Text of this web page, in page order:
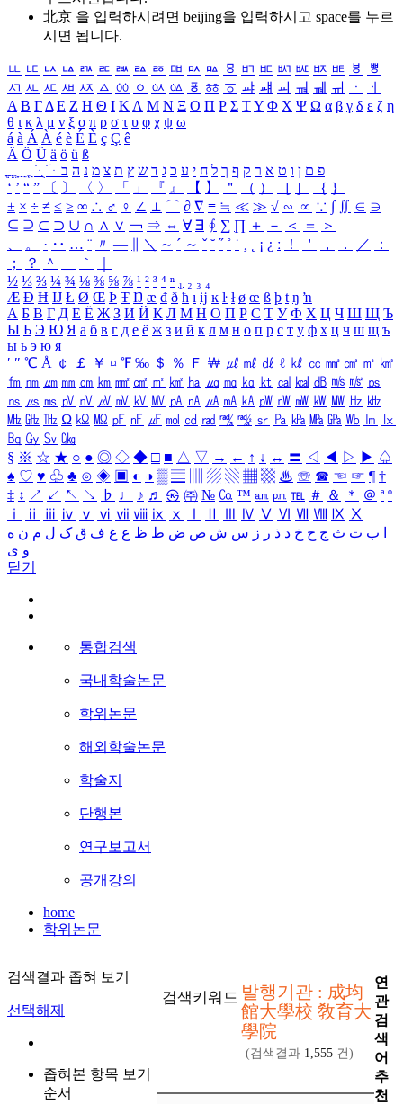
北京 을 입력하시려면 beijing을 입력하시고 space를 누르
시면 됩니다.
ㅥ ㅦ ㅧ ㅨ ㅩ ㅪ ㅫ ㅬ ㅭ ㅮ ㅯ ㅰ ㅱ ㅲ ㅳ ㅴ ㅵ ㅶ ㅷ ㅸ
ㅹ
ㅺ ㅻ ㅼ ㅽ ㅾ ㅿ ㆀ ㆁ ㆂ ㆃ ㆄ ㆅ ㆆ ㆇ ㆈ ㆉ ㆊ ㆋ ㆌ ㆍ
ㆎ
Α Β ΓΔ Ε Ζ Η Θ Ι ΚΛ Μ Ν Ξ Ο Π Ρ Σ ΤΥ Φ Χ Ψ Ω α β γ δ ε ζ η
θ ι κ λ μ ν ξ ο π ρ σ τ υ φ χ ψ ω
á à Á À é è É È ç Ç ê
Ä Ö Ü ä ö ü ß
ִֶֹ ֻּ ׁׂ פ ם ן ו ט א ר ק ף ך ל ח י ע כ ג ד ש ץ ת צ מ נ ה ב
‘ ’ “ ” 〔 〕 〈 〉 「 」 『 』 【 】 ＂ （ ） ［ ］ ｛ ｝
± × ÷ ≠ ≤ ≥ ∞ ∴ ♂ ♀ ∠ ⊥ ⌒ ∂ ∇ ≡ ≒ ≪ ≫ √ ∽ ∝ ∵ ∫ ∬ ∈ ∋
⊆ ⊇ ⊂ ⊃ ∪ ∩ ∧ ∨ ￢ ⇒ ⇔ ∀ ∃ ∮ ∑ ∏ ＋ － ＜ ＝
＞
、
。 · ‥ … ¨ 〃 ― ＼ ∼ ´ ～ ˇ ˘ ˝ ˚ ˙ ¸ ¡ ¿ ː ！ ＇ ， ． ／
：
；
？ ＾ ｀
½ ⅓ ⅔ ¼ ¾ ⅛ ⅜ ⅝ ⅞ ¹ ² ³ ⁴ ⁿ ₁ ₂ ₃ ₄
Æ Ð Ħ Ĳ Ł Ø Œ Þ Ŧ Ŋ æ đ ð ħ ı ĳ ĸ ŀ ł ø œ ß þ ŧ ŋ ŉ
А Б В Г Д Е Ё Ж З И Й К Л М Н О П Р С Т У Ф Х Ц Ч Ш Щ Ъ
Ы Ь Э Ю Я а б в г д е ё ж з и й к л м н о п р с т у ф х ц ч ш щ ъ
ы ь э ю я
′ ″ ℃ Å ￠ ￡ ￥ ¤ ℉ ‰ ＄ ％ Ｆ ￦ ㎕ ㎖ ㎗ ℓ ㎘ ㏄ ㎣ ㎤ ㎥ ㎦
㎙ ㎚ ㎛ ㎜ ㎝ ㎞ ㎟ ㎠ ㎡ ㎢ ㏊ ㎍ ㎎ ㎏ ㏏ ㎈ ㎉ ㏈ ㎧ ㎨ ㎰
㎱ ㎲ ㎳ ㎴ ㎵ ㎶ ㎷ ㎸ ㎹ ㎀ ㎁ ㎂ ㎃ ㎄ ㎺ ㎻ ㎽ ㎾ ㎿ ㎐ ㎑
㎒ ㎓ ㎔ Ω ㏀ ㏁ ㎊ ㎋ ㎌ ㏖ ㏅ ㎭ ㎮ ㎯ ㏛ ㎩ ㎪ ㎫ ㎬ ㏝ ㏐
㏓
㏃ ㏉ ㏜ ㏆
§ ※ ☆ ★ ○ ● ◎ ◇ ◆ □ ■ △ ▽ → ← ↑ ↓ ↔ 〓 ◁ ◀ ▷ ▶ ♤
♠ ♡ ♥ ♧ ♣ ⊙ ◈ ▣ ◐ ◑ ▒ ▤ ▨ ▧ ▦ ▩ ♨ ☏ ☎ ☜ ☞ ¶ †
‡ ↕ ↗ ↙ ↖ ↘ ♭ ♩ ♪ ♬ ㉿ ㈜ № ㏇ ™ ㏂ ㏘ ℡ ＃ ＆ ＊ ＠ ª º
ⅰ
ⅱ ⅲ ⅳ ⅴ ⅵ ⅶ ⅷ ⅸ ⅹ Ⅳ Ⅴ Ⅵ Ⅶ Ⅷ Ⅸ Ⅹ
ب ت ث ج ح خ د ذ ر ز س ش ص ض ط ظ ع غ ف ق ک ل م ن ه
و ی
닫기
통합검색
국내학술논문
학위논문
해외학술논문
학술지
단행본
연구보고서
공개강의
home
학위논문
검색결과 좁혀 보기
선택해제
좁혀본 항목 보기
순서
검색키워드 발행기관 : 成均
館大學校 敎育大
學院
(검색결과 1,555 건)
연
관
검
색
어
추
천